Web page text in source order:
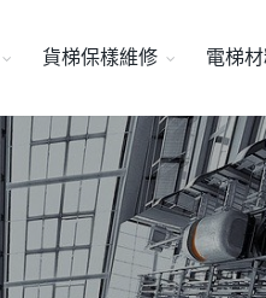
貨梯保樣維修 電梯